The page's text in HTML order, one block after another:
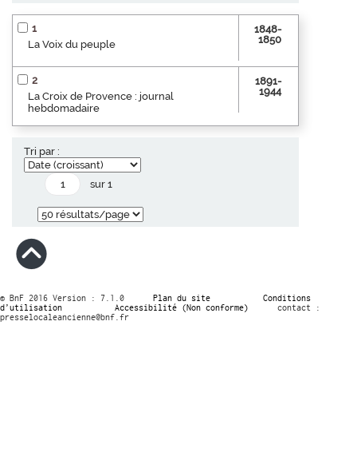
1
La Voix du peuple
1848-
1850
2
La Croix de Provence : journal
hebdomadaire
1891-
1944
Tri par :
sur 1
© BnF 2016 Version : 7.1.0 Plan du site
Conditions
d’utilisation
Accessibilité (Non conforme)
contact :
presselocaleancienne@bnf.fr